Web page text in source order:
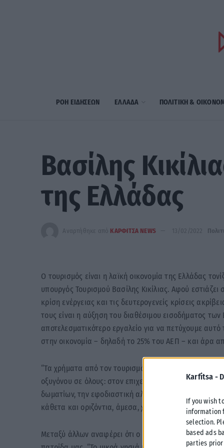
Karfitsa -
If you wish
information
selection.
based ads
parties
ΡΟΗ ΕΙΔΗΣΕΩΝ ΕΛΛΑΔΑ ΠΟΛΙΤΙΚΗ &
Βασίλης
της Ελλάδας
Αναρτήθηκε από ΚΑΡΦΙΤΣΑ NEWS 13/02/2022
Ο τουρισμός είναι η λαϊκή οικονομία της Ελλάδας
υπουργός Τουρισμού Βασίλης Κικίλιας. Αφού εστιάζει
κρίση ενέργειας και τις δευτερογενείς κρίσεις
τους είναι η αύξηση του διαθέσιμου εισοδήματος
αποτελεσματικότερο εργαλείο για να πετύχουμε
στην οικονομία – δηλαδή το 25% του ΑΕΠ – και άρα
“Τα χρήματα από τον τουρισμό περνούν απευθείας
οξυγόνου σε όλους: στον επιχειρηματία της εστίασης,
δωματίων, την εφοδιαστική αλυσίδα, τον μεταφορέα,
κάθετα και οριζόντια, άμεσα, χωρίς μεσάζοντες και
Μεταξύ άλλων αναφέρει ότι ο τουρισμός είναι το